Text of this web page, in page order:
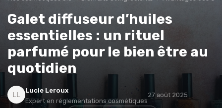
Galet diffuseur d’huiles
essentielles : un rituel
parfumé pour le bien être au
quotidien
Lucie Leroux
Expert en réglementations cosmétiques
27 août 2025